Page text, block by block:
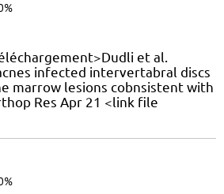
et al.
infected intervertabral discs
marrow lesions cobnsistent with
Res Apr 21 <link file